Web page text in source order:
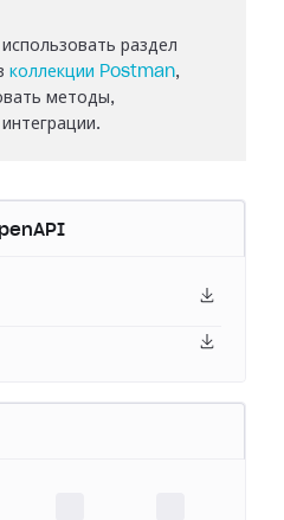
раздел
коллекции Postman,
методы,